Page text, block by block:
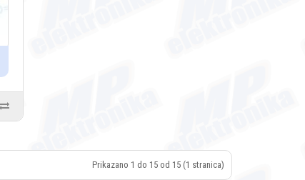
Prikazano 1 do 15 od 15 (1 stranica)